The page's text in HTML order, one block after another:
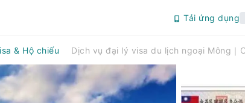
Tải ứng dụng
& Hộ chiếu